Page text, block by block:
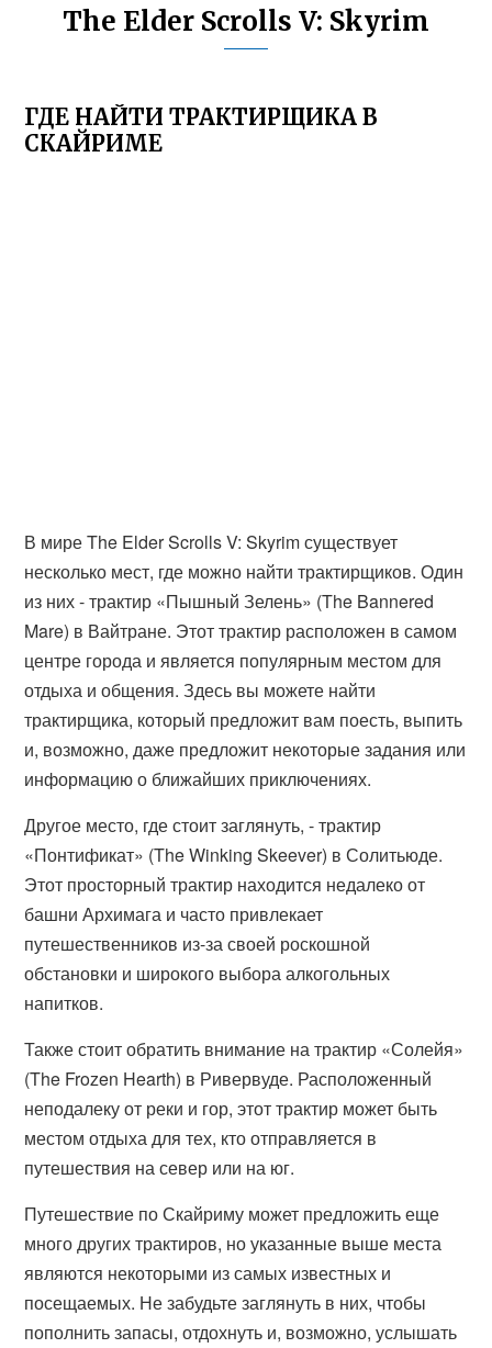
The Elder Scrolls V: Skyrim
ГДЕ НАЙТИ ТРАКТИРЩИКА В
СКАЙРИМЕ
В мире The Elder Scrolls V: Skyrim существует
несколько мест, где можно найти трактирщиков. Один
из них - трактир «Пышный Зелень» (The Bannered
Mare) в Вайтране. Этот трактир расположен в самом
центре города и является популярным местом для
отдыха и общения. Здесь вы можете найти
трактирщика, который предложит вам поесть, выпить
и, возможно, даже предложит некоторые задания или
информацию о ближайших приключениях.
Другое место, где стоит заглянуть, - трактир
«Понтификат» (The Winking Skeever) в Солитьюде.
Этот просторный трактир находится недалеко от
башни Архимага и часто привлекает
путешественников из-за своей роскошной
обстановки и широкого выбора алкогольных
напитков.
Также стоит обратить внимание на трактир «Солейя»
(The Frozen Hearth) в Ривервуде. Расположенный
неподалеку от реки и гор, этот трактир может быть
местом отдыха для тех, кто отправляется в
путешествия на север или на юг.
Путешествие по Скайриму может предложить еще
много других трактиров, но указанные выше места
являются некоторыми из самых известных и
посещаемых. Не забудьте заглянуть в них, чтобы
пополнить запасы, отдохнуть и, возможно, услышать